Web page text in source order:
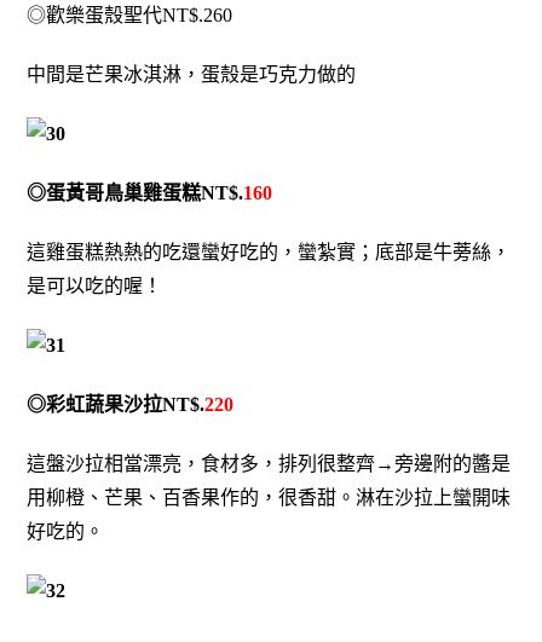
◎歡樂蛋殼聖代NT$.260
中間是芒果冰淇淋，蛋殼是巧克力做的
◎蛋黃哥鳥巢雞蛋糕NT$.160
這雞蛋糕熱熱的吃還蠻好吃的，蠻紮實；底部是牛蒡絲，
是可以吃的喔！
◎彩虹蔬果沙拉NT$.220
這盤沙拉相當漂亮，食材多，排列很整齊→旁邊附的醬是
用柳橙、芒果、百香果作的，很香甜。淋在沙拉上蠻開味
好吃的。